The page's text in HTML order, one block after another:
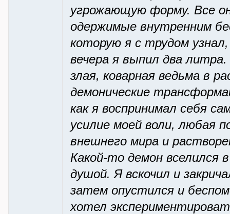
угрожающую форму. Все
одержимые внутренним
которую я с трудом
вечера я выпил два
злая, коварная ведьма в
демонические
как я воспринимал себя
усилие моей воли, любая
внешнего мира и
Какой-то демон вселился
душой. Я вскочил и
затем опустился и
хотел